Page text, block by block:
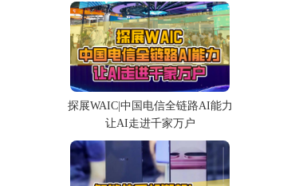
探展WAIC|中国电信全链路AI能力
让AI走进千家万户